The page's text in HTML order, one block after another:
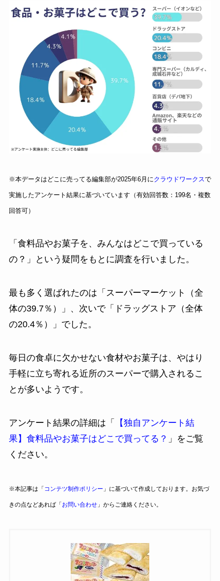
※本データはどこに売ってる編集部が2025年6月にクラウドワークスで
実施したアンケート結果に基づいています（有効回答数：199名・複数
回答可）
「食料品やお菓子を、みんなはどこで買っている
の？」という疑問をもとに調査を行いました。
最も多く選ばれたのは「スーパーマーケット（全
体の39.7％）」、次いで「ドラッグストア（全体
の20.4％）」でした。
毎日の食卓に欠かせない食材やお菓子は、やはり
手軽に立ち寄れる近所のスーパーで購入されるこ
とが多いようです。
アンケート結果の詳細は「
【独自アンケート結
果】食料品やお菓子はどこで買ってる？ 」をご覧
ください。
※本記事は「 コンテツ制作ポリシー 」に基づいて作成しております。お気づ
きの点などあれば「お問い合わせ」からご連絡ください。